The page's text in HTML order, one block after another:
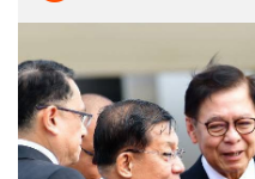
ข่าวประชาสัมพันธ์ ศูนย์
ข้อมูลเผยแพร่ ศูนย์ปฏิบัติ